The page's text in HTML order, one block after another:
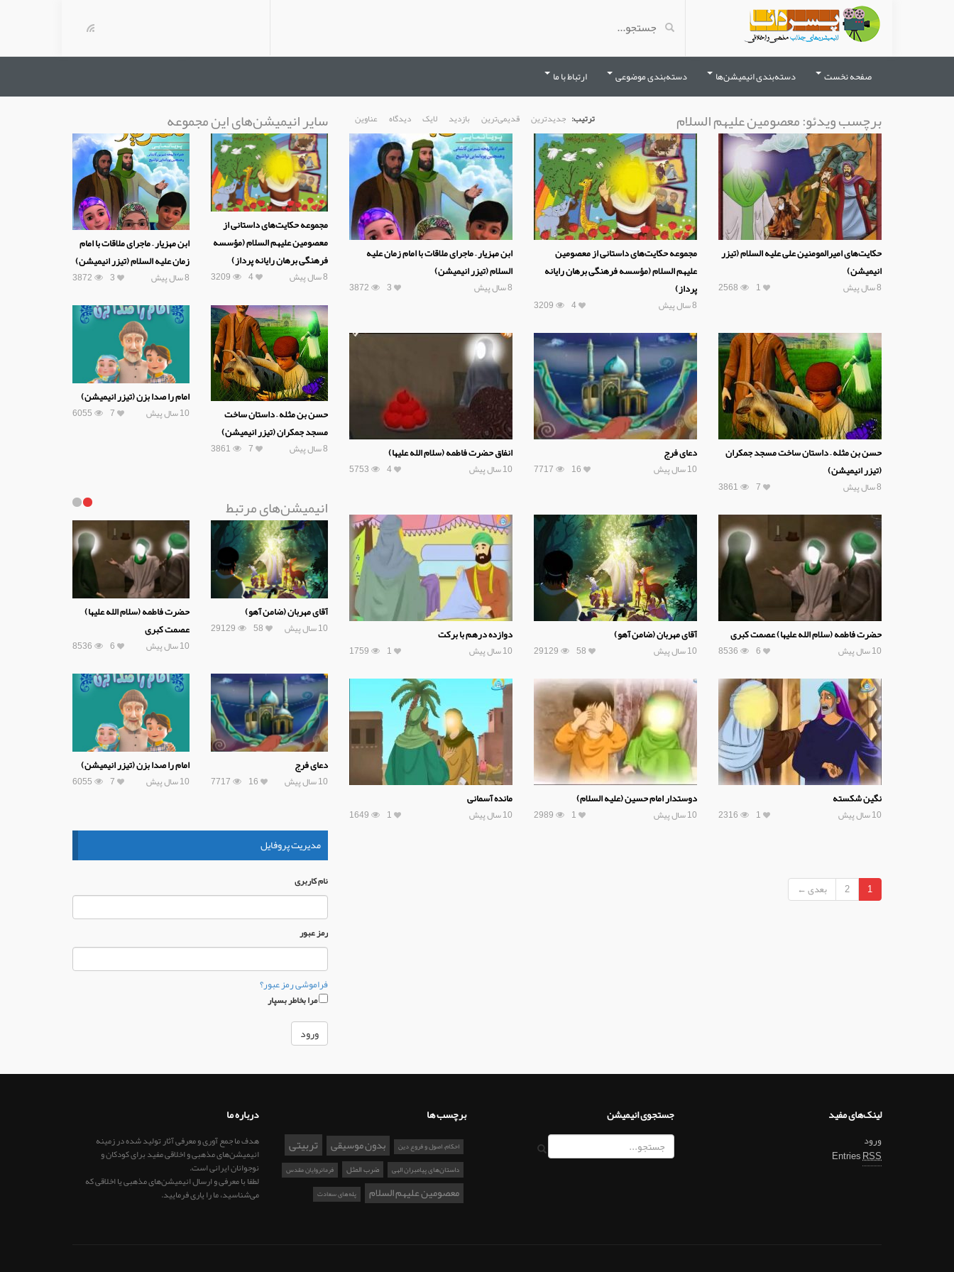
صفحه نخست دسته‌بندی انیمیشن‌ها دسته‌بندی موضوعی ارتباط با ما
برچسب ویدئو:معصومین علیهم السلام ترتیب: جدیدترین قدیمی‌ترین بازدید لایک دیدگاه عناوین
حکایت‌های امیرالمومنین علی علیه السلام (تیزر
انیمیشن)
8 سال پیش 2568 1
مجموعه حکایت‌های داستانی از معصومین
علیهم السلام (مؤسسه فرهنگی برهان رایانه
پرداز)
8 سال پیش 3209 4
ابن مهزیار – ماجرای ملاقات با امام زمان علیه
السلام (تیزر انیمیشن)
8 سال پیش 3872 3
حسن بن مثله – داستان ساخت مسجد جمکران
(تیزر انیمیشن)
8 سال پیش 3861 7
دعای فرج
10 سال پیش 7717 16
انفاق حضرت فاطمه (سلام الله علیها)
10 سال پیش 5753 4
حضرت فاطمه (سلام الله علیها) عصمت کبری
10 سال پیش 8536 6
آقای مهربان (ضامن آهو)
10 سال پیش 29129 58
دوازده درهم با برکت
10 سال پیش 1759 1
نگین شکسته
10 سال پیش 2316 1
دوستدار امام حسین (علیه السلام)
10 سال پیش 2989 1
مانده آسمانی
10 سال پیش 1649 1
1
2 بعدی ←
سایر انیمیشن‌های این مجموعه
مجموعه حکایت‌های داستانی از
معصومین علیهم السلام (مؤسسه
فرهنگی برهان رایانه پرداز)
8 سال پیش 3209 4
ابن مهزیار – ماجرای ملاقات با امام
زمان علیه السلام (تیزر انیمیشن)
8 سال پیش 3872 3
حسن بن مثله – داستان ساخت
مسجد جمکران (تیزر انیمیشن)
8 سال پیش 3861 7
امام را صدا بزن (تیزر انیمیشن)
10 سال پیش 6055 7
انیمیشن‌های مرتبط
آقای مهربان (ضامن آهو)
10 سال پیش 29129 58
حضرت فاطمه (سلام الله علیها)
عصمت کبری
10 سال پیش 8536 6
دعای فرج
10 سال پیش 7717 16
امام را صدا بزن (تیزر انیمیشن)
10 سال پیش 6055 7
مدیریت پروفایل
نام كاربری
رمز عبور
فراموشی رمز عبور؟
مرا بخاطر بسپار
لینک‌های مفید
ورود
EntriesRSS
جستجوی انیمیشن برچسب ها
احکام، اصول و فروع دین بدون موسیقی تربیتی
داستان‌های پیامبران الهی ضرب المثل فرمانروایان مقدس
معصومین علیهم السلام پله‌های سعادت
درباره ما
هدف ما جمع آوری و معرفی آثار تولید شده در زمینه
انیمیشن‌های مذهبی و اخلاقی مفید برای کودکان و
نوجوانان ایرانی است.
لطفا با معرفی و ارسال انیمیشن‌های مذهبی یا اخلاقی که
می‌شناسید، ما را یاری فرمایید.